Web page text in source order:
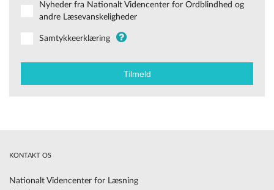
Nyheder fra Nationalt Videncenter for Ordblindhed og
andre Læsevanskeligheder
Samtykkeerklæring
KONTAKT OS
Nationalt Videncenter for Læsning